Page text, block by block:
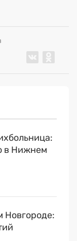
в Нижнем
Новгороде: